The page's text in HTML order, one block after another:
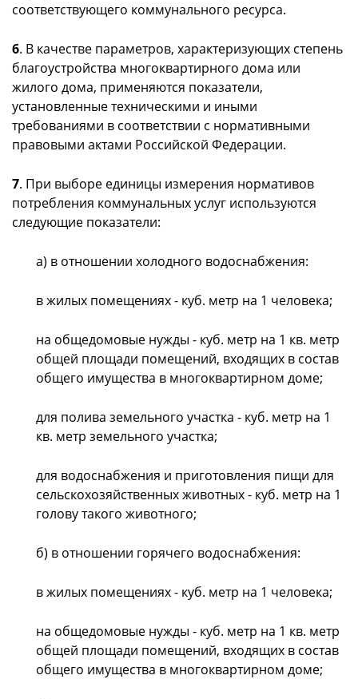
соответствующего коммунального ресурса.
6. В качестве параметров, характеризующих степень
благоустройства многоквартирного дома или
жилого дома, применяются показатели,
установленные техническими и иными
требованиями в соответствии с нормативными
правовыми актами Российской Федерации.
7. При выборе единицы измерения нормативов
потребления коммунальных услуг используются
следующие показатели:
а) в отношении холодного водоснабжения:
в жилых помещениях - куб. метр на 1 человека;
на общедомовые нужды - куб. метр на 1 кв. метр
общей площади помещений, входящих в состав
общего имущества в многоквартирном доме;
для полива земельного участка - куб. метр на 1
кв. метр земельного участка;
для водоснабжения и приготовления пищи для
сельскохозяйственных животных - куб. метр на 1
голову такого животного;
б) в отношении горячего водоснабжения:
в жилых помещениях - куб. метр на 1 человека;
на общедомовые нужды - куб. метр на 1 кв. метр
общей площади помещений, входящих в состав
общего имущества в многоквартирном доме;